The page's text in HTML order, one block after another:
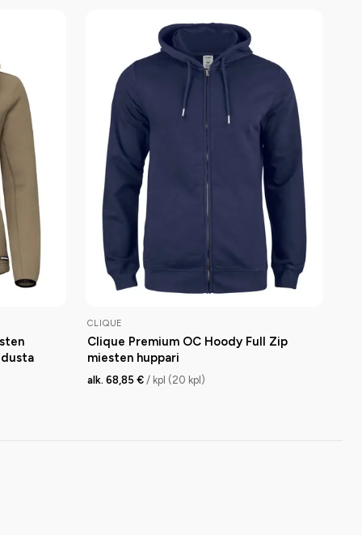
CLIQUE
Clique Premium OC Hoody Full Zip
miesten huppari
alk. 68,85 € / kpl (20 kpl)